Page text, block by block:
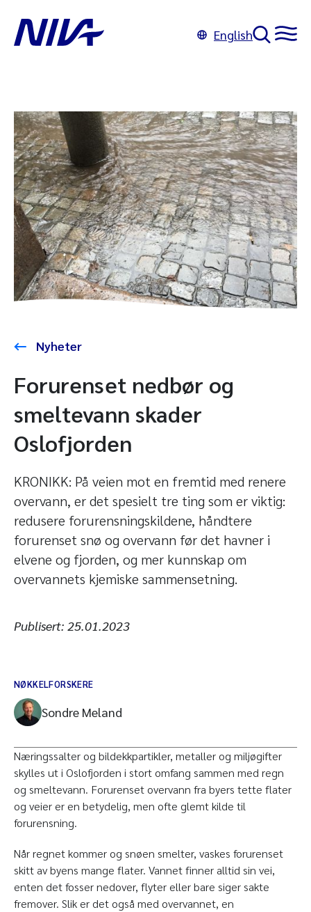
English
Nyheter
Forurenset nedbør og
smeltevann skader
Oslofjorden
KRONIKK: På veien mot en fremtid med renere
overvann, er det spesielt tre ting som er viktig:
redusere forurensningskildene, håndtere
forurenset snø og overvann før det havner i
elvene og fjorden, og mer kunnskap om
overvannets kjemiske sammensetning.
Publisert: 25.01.2023
NØKKELFORSKERE
Sondre Meland
Næringssalter og bildekkpartikler, metaller og miljøgifter
skylles ut i Oslofjorden i stort omfang sammen med regn
og smeltevann. Forurenset overvann fra byers tette flater
og veier er en betydelig, men ofte glemt kilde til
forurensning.
Når regnet kommer og snøen smelter, vaskes forurenset
skitt av byens mange flater. Vannet finner alltid sin vei,
enten det fosser nedover, flyter eller bare siger sakte
fremover. Slik er det også med overvannet, en